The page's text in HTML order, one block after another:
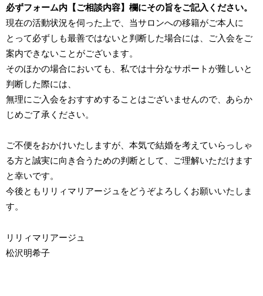
必ずフォーム内【ご相談内容】欄にその旨をご記入ください。
現在の活動状況を伺った上で、当サロンへの移籍がご本人に
とって必ずしも最善ではないと判断した場合には、ご入会をご
案内できないことがございます。
そのほかの場合においても、私では十分なサポートが難しいと
判断した際には、
無理にご入会をおすすめすることはございませんので、あらか
じめご了承ください。
ご不便をおかけいたしますが、本気で結婚を考えていらっしゃ
る方と誠実に向き合うための判断として、ご理解いただけます
と幸いです。
今後ともリリィマリアージュをどうぞよろしくお願いいたしま
す。
リリィマリアージュ
松沢明希子